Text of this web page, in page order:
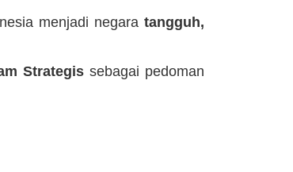
menjadi negaratangguh,
Strategissebagai pedoman